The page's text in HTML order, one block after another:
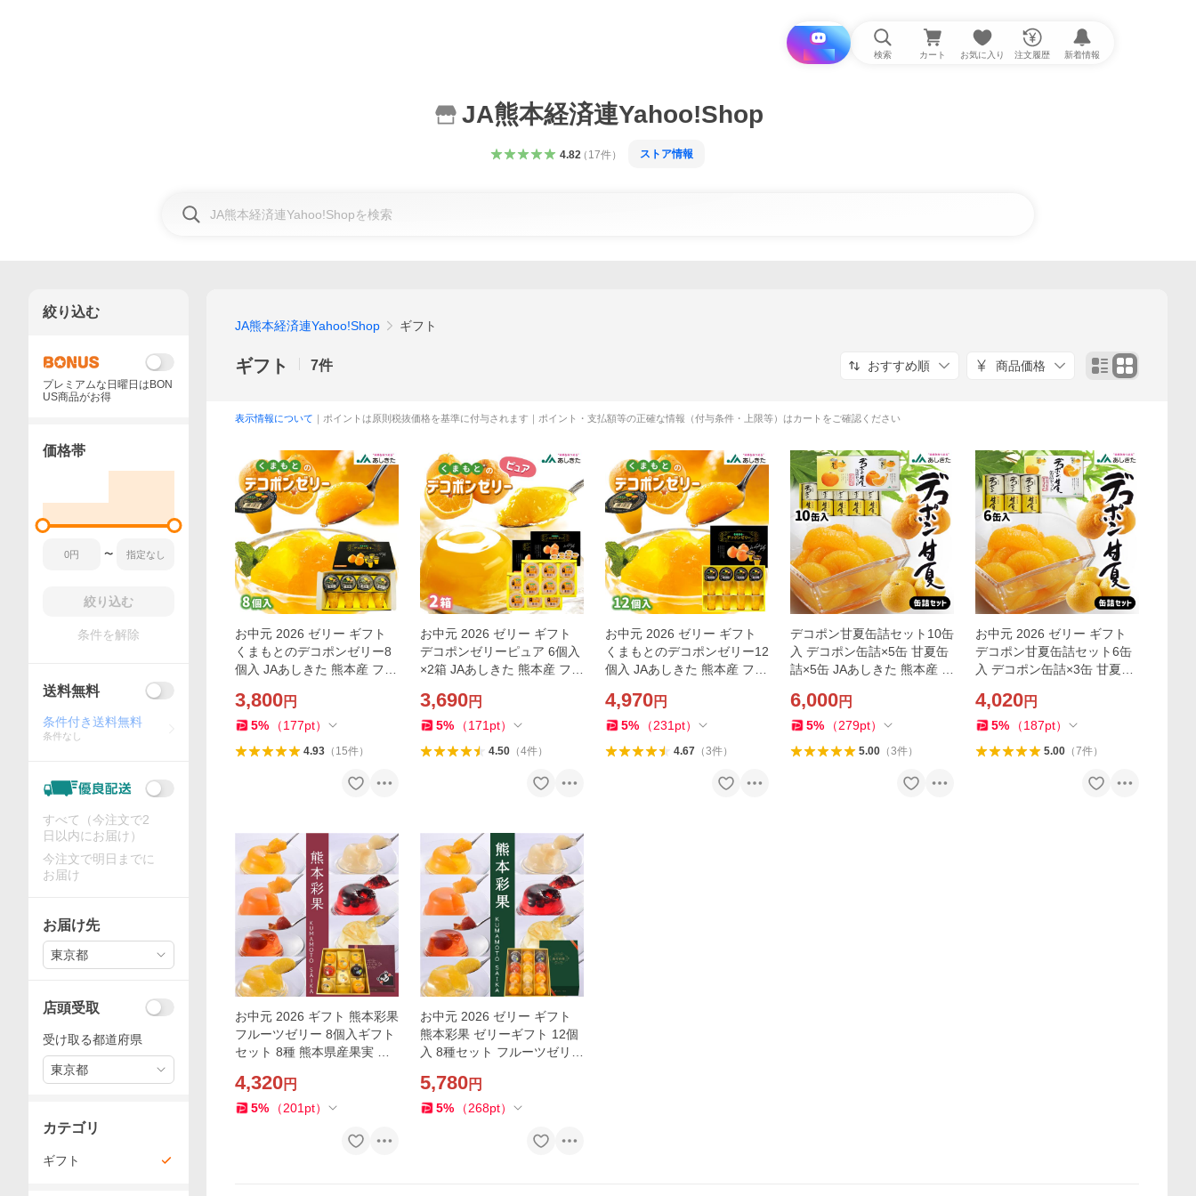
i と探す 検索 カート お気に入り 注文履歴 新着情報
JA熊本経済連Yahoo!Shop
4.82（ 17件） ストア情報
JA熊本経済連Yahoo!Shop ギフト
ギフト 7件 おすすめ順 商品価格
表示情報について ｜ポイントは原則税抜価格を基準に付与されます｜ポイント・支払額等の正確な情報（付与条件・上限等）はカートをご確認ください
お中元 2026 ゼリー ギフト
くまもとのデコポンゼリー8
個入 JAあしきた 熊本産 フル
無料 御祝 お祝 内祝い お返し
3,800円
5% （177pt）
4.93（ 15件）
お中元 2026 ゼリー ギフト
デコポンゼリーピュア 6個入
×2箱 JAあしきた 熊本産 フル
祝 お祝 内祝い お返し
3,690円
5% （171 pt）
4.50（4件）
お中元 2026 ゼリー ギフト
くまもとのデコポンゼリー12
個入 JAあしきた 熊本産 フル
無料 お返し 内祝
4,970円
5% （231 pt）
4.67（3件）
デコポン甘夏缶詰セット10缶
入 デコポン缶詰×5缶 甘夏缶
詰×5缶 JAあしきた 熊本産 フ
御祝 お祝 内祝い
6,000円
5% （279pt）
5.00（3件）
お中元 2026 ゼリー ギフト
デコポン甘夏缶詰セット6缶
入 デコポン缶詰×3缶 甘夏缶
ルーツ 果物 御祝 お祝 内祝い
お返し
4,020円
5% （187pt）
5.00（7件）
お中元 2026 ギフト 熊本彩果
フルーツゼリー 8個入ギフト
セット 8種 熊本県産果実 イ
ョン金賞受賞 贈答用 内祝い
お返し
4,320円
5% （201 pt）
お中元 2026 ゼリー ギフト
熊本彩果 ゼリーギフト 12個
入 8種セット フルーツゼリー
用 内祝い お返し ギフトセッ
ト
5,780円
5% （268pt）
絞り込む
プレミアムな日曜日はBON
US商品がお得
価格帯
〜
絞り込む
条件を解除
送料無料
条件付き送料無料
条件なし
すべて（今注文で2
日以内にお届け）
今注文で明日までに
お届け
お届け先
東京都
店頭受取
受け取る都道府県
東京都
カテゴリ
ギフト